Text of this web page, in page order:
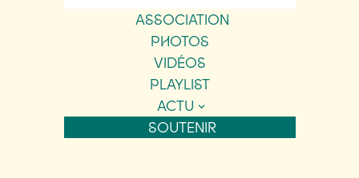
ASSOCIATION
PHOTOS
VIDÉOS
PLAYLIST
ACTU
SOUTENIR